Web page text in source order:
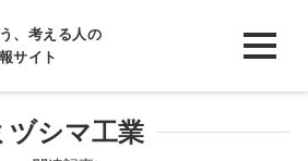
、考える人の
サイト
ヅシマ工業